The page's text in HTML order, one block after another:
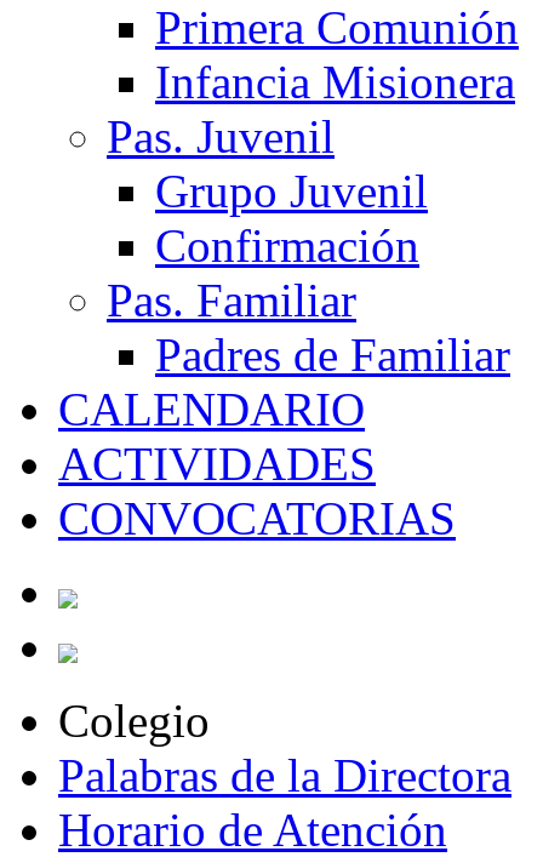
Primera Comunión
Infancia Misionera
Pas. Juvenil
Grupo Juvenil
Confirmación
Pas. Familiar
Padres de Familiar
CALENDARIO
ACTIVIDADES
CONVOCATORIAS
Colegio
Palabras de la Directora
Horario de Atención